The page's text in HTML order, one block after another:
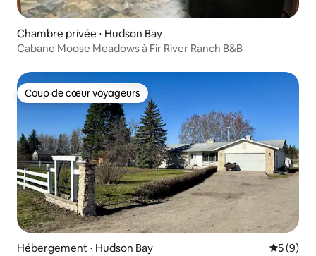
Chambre privée ⋅ Hudson Bay
Cabane Moose Meadows à Fir River Ranch B&B
Coup de cœur voyageurs
Coup de cœur voyageurs
Hébergement ⋅ Hudson Bay 5 (9)